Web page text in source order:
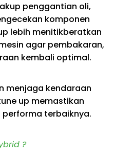
penggantian oli,
komponen
lebih menitikberatkan
agar pembakaran,
kembali optimal.
menjaga kendaraan
up memastikan
terbaiknya.
?